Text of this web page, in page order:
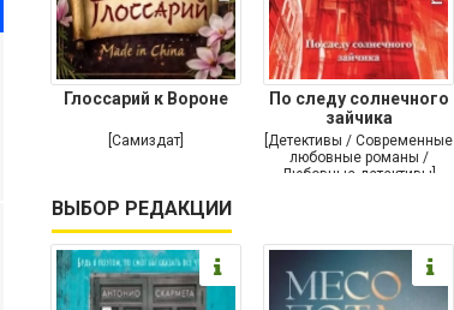
Глоссарий к Вороне
[Самиздат]
По следу солнечного
зайчика
[Детективы / Современные
любовные романы /
Любовные детективы]
ВЫБОР РЕДАКЦИИ